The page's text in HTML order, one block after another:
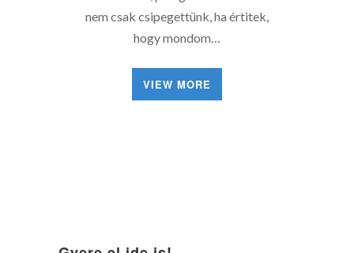
nem csak csipegettünk, ha értitek,
hogy mondom…
VIEW MORE